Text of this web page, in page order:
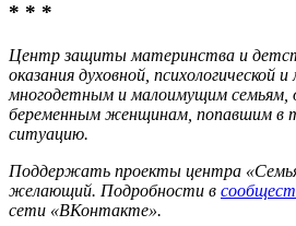
* * *
Центр защиты материнства и
оказания духовной, психологической
многодетным и малоимущим семьям,
беременным женщинам, попавшим в
ситуацию.
Поддержать проекты центра
желающий. Подробности в
сети «ВКонтакте».